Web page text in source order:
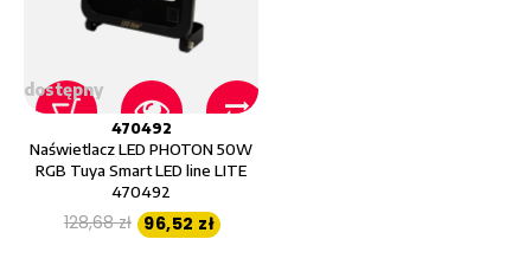
dostępny
470492
Naświetlacz LED PHOTON 50W
RGB Tuya Smart LED line LITE
470492
128,68 zł 96,52 zł